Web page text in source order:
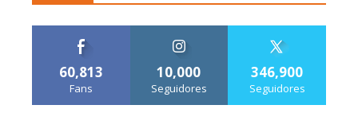
60,813
Fans
10,000
Seguidores
346,900
Seguidores